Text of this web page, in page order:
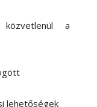
a
lehetőségek